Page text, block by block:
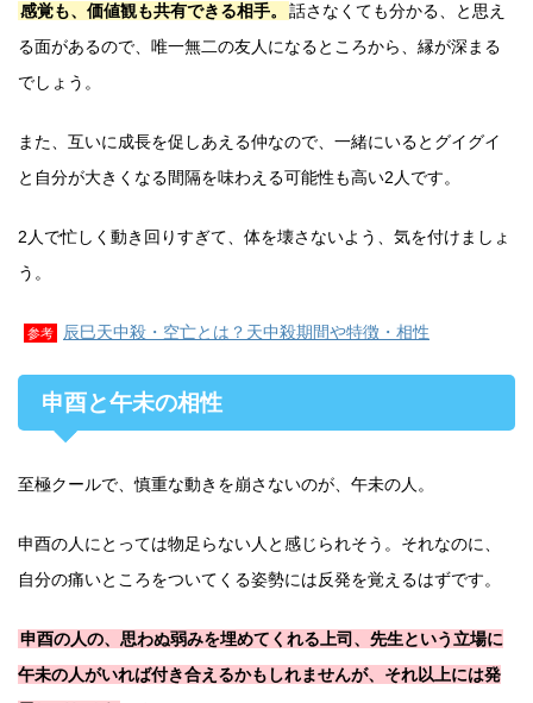
感覚も、価値観も共有できる相手。
話さなくても分かる、と思え
る面があるので、唯一無二の友人になるところから、縁が深まる
でしょう。
また、互いに成長を促しあえる仲なので、一緒にいるとグイグイ
と自分が大きくなる間隔を味わえる可能性も高い2人です。
2人で忙しく動き回りすぎて、体を壊さないよう、気を付けましょ
う。
参考 辰巳天中殺・空亡とは？天中殺期間や特徴・相性
申酉と午未の相性
至極クールで、慎重な動きを崩さないのが、午未の人。
申酉の人にとっては物足らない人と感じられそう。それなのに、
自分の痛いところをついてくる姿勢には反発を覚えるはずです。
申酉の人の、思わぬ弱みを埋めてくれる上司、先生という立場に
午未の人がいれば付き合えるかもしれませんが、それ以上には発